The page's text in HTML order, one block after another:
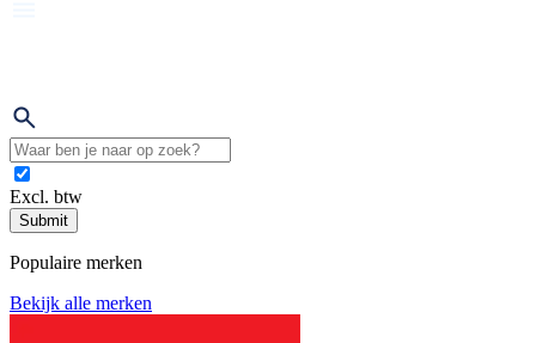
Excl. btw
Submit
Populaire merken
Bekijk alle merken